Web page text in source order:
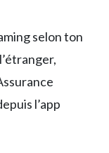
selon ton
l’app